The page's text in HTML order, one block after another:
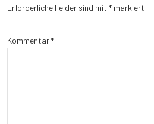
Erforderliche Felder sind mit * markiert
Kommentar*